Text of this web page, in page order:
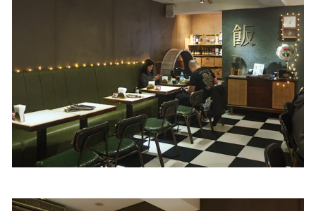
活動實況記錄
合作與代言
訂閱電子報